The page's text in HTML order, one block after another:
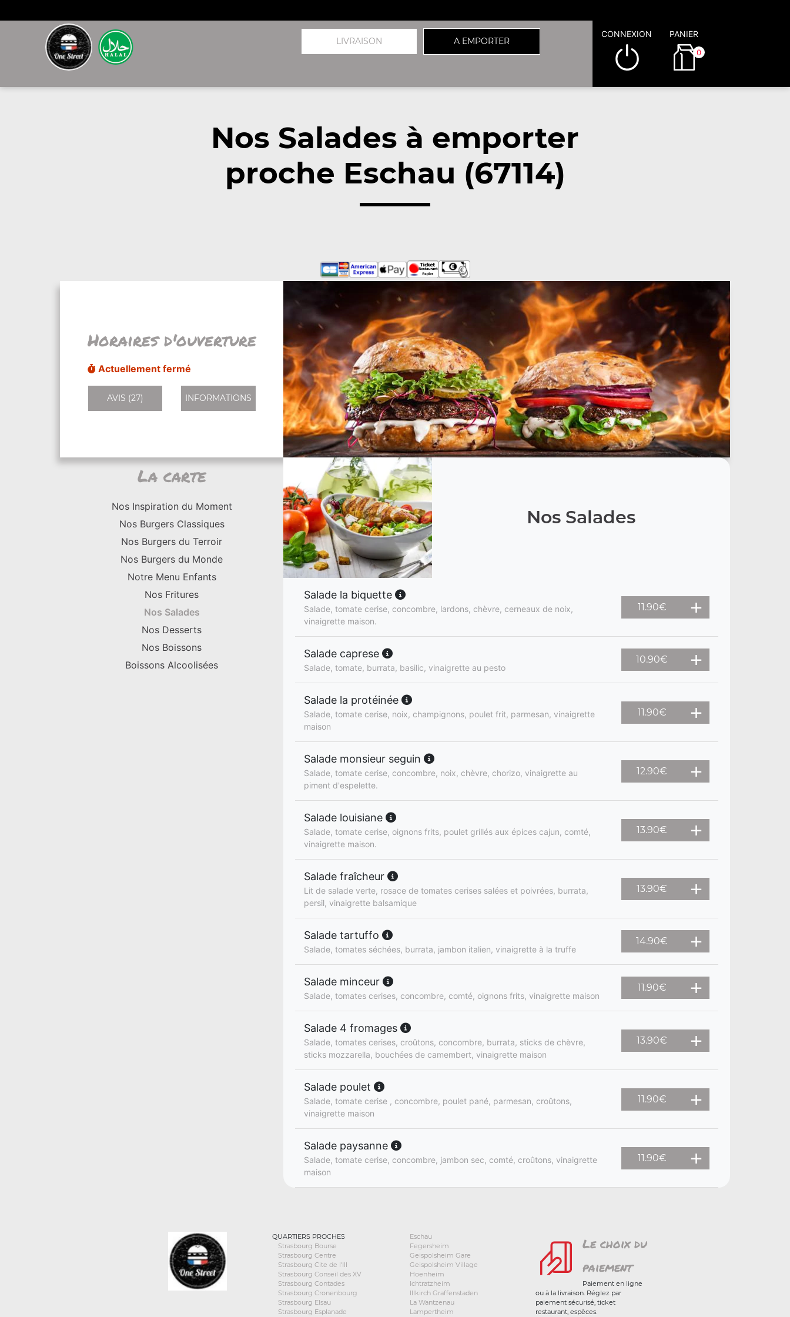
LIVRAISON A EMPORTER
CONNEXION PANIER
0
Nos Salades à emporter
proche Eschau (67114)
Horaires d'ouverture
Actuellement fermé
AVIS (27) INFORMATIONS
La carte
Nos Inspiration du Moment
Nos Burgers Classiques
Nos Burgers du Terroir
Nos Burgers du Monde
Notre Menu Enfants
Nos Fritures
Nos Salades
Nos Desserts
Nos Boissons
Boissons Alcoolisées
Nos Salades
Salade la biquette
Salade, tomate cerise, concombre, lardons, chèvre, cerneaux de noix,
vinaigrette maison.
11.90€
Salade caprese
Salade, tomate, burrata, basilic, vinaigrette au pesto
10.90€
Salade la protéinée
Salade, tomate cerise, noix, champignons, poulet frit, parmesan, vinaigrette
maison
11.90€
Salade monsieur seguin
Salade, tomate cerise, concombre, noix, chèvre, chorizo, vinaigrette au
piment d'espelette.
12.90€
Salade louisiane
Salade, tomate cerise, oignons frits, poulet grillés aux épices cajun, comté,
vinaigrette maison.
13.90€
Salade fraîcheur
Lit de salade verte, rosace de tomates cerises salées et poivrées, burrata,
persil, vinaigrette balsamique
13.90€
Salade tartuffo
Salade, tomates séchées, burrata, jambon italien, vinaigrette à la truffe
14.90€
Salade minceur
Salade, tomates cerises, concombre, comté, oignons frits, vinaigrette maison
11.90€
Salade 4 fromages
Salade, tomates cerises, croûtons, concombre, burrata, sticks de chèvre,
sticks mozzarella, bouchées de camembert, vinaigrette maison
13.90€
Salade poulet
Salade, tomate cerise , concombre, poulet pané, parmesan, croûtons,
vinaigrette maison
11.90€
Salade paysanne
Salade, tomate cerise, concombre, jambon sec, comté, croûtons, vinaigrette
maison
11.90€
QUARTIERS PROCHES
Strasbourg Bourse
Strasbourg Centre
Strasbourg Cite de l'Ill
Strasbourg Conseil des XV
Strasbourg Contades
Strasbourg Cronenbourg
Strasbourg Elsau
Strasbourg Esplanade
Eschau
Fegersheim
Geispolsheim Gare
Geispolsheim Village
Hoenheim
Ichtratzheim
Illkirch Graffenstaden
La Wantzenau
Lampertheim
Le choix du
paiement
Paiement en ligne
ou à la livraison. Réglez par
paiement sécurisé, ticket
restaurant, espèces.